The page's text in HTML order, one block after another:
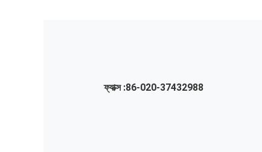
ফ্যাক্স :86-020-37432988